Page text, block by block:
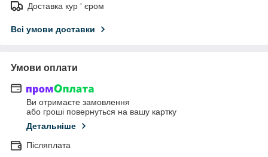
Доставка кур ' єром
Всі умови доставки
Умови оплати
Ви отримаєте замовлення
або гроші повернуться на вашу картку
Детальніше
Післяплата